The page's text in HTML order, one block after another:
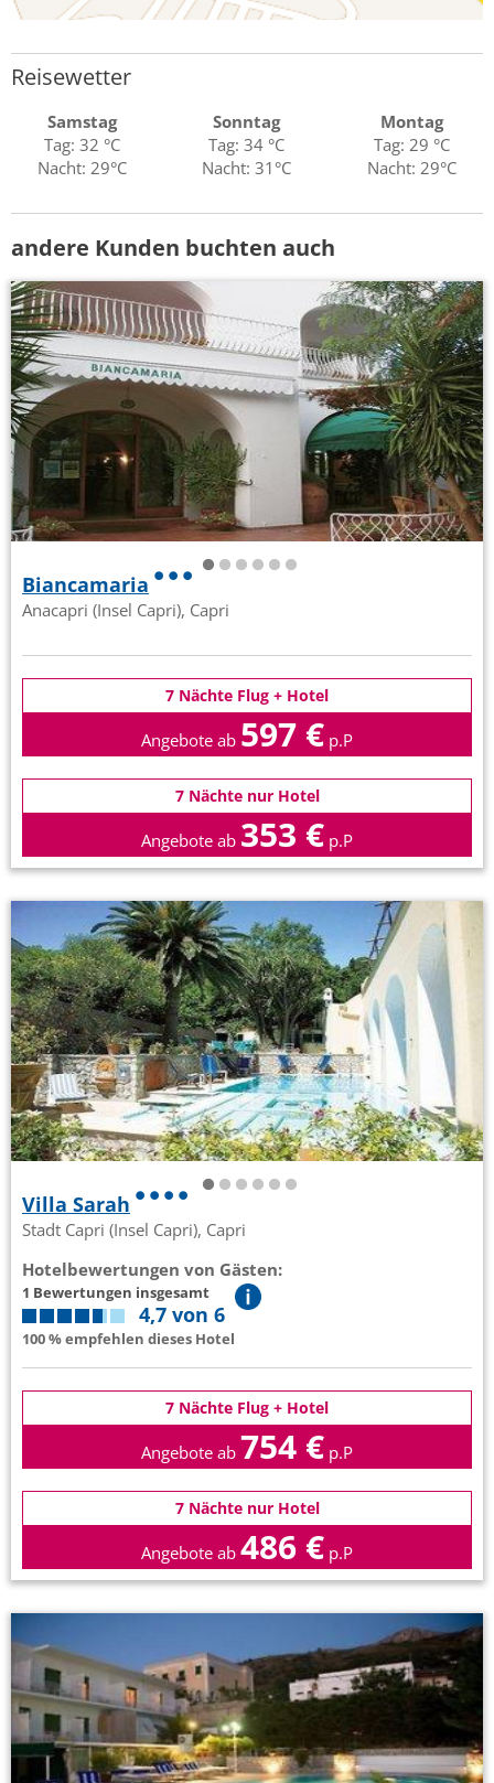
Reisewetter
Samstag
Tag: 32 °C
Nacht: 29°C
Sonntag
Tag: 34 °C
Nacht: 31°C
Montag
Tag: 29 °C
Nacht: 29°C
andere Kunden buchten auch
Biancamaria
Anacapri (Insel Capri), Capri
7 Nächte Flug + Hotel
Angebote ab 597 € p.P
7 Nächte nur Hotel
Angebote ab 353 € p.P
Villa Sarah
Stadt Capri (Insel Capri), Capri
Hotelbewertungen von Gästen:
1 Bewertungen insgesamt
4,7 von 6
100 % empfehlen dieses Hotel
7 Nächte Flug + Hotel
Angebote ab 754 € p.P
7 Nächte nur Hotel
Angebote ab 486 € p.P